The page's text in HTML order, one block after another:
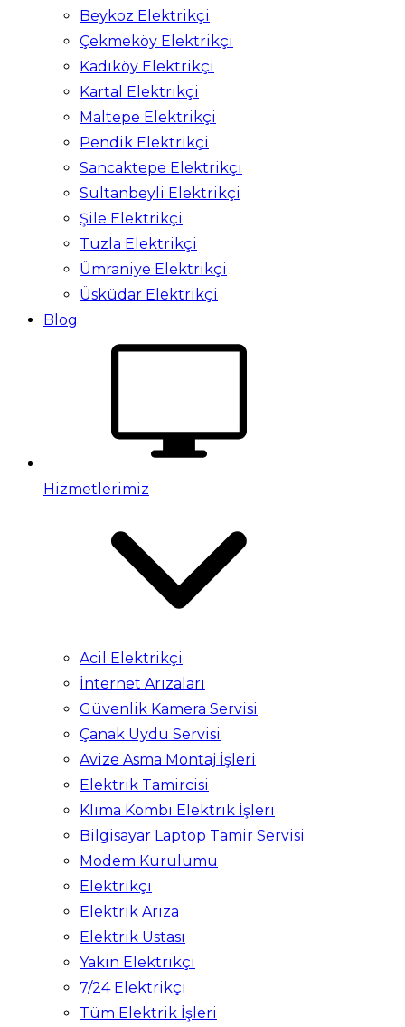
Beykoz Elektrikçi
Çekmeköy Elektrikçi
Kadıköy Elektrikçi
Kartal Elektrikçi
Maltepe Elektrikçi
Pendik Elektrikçi
Sancaktepe Elektrikçi
Sultanbeyli Elektrikçi
Şile Elektrikçi
Tuzla Elektrikçi
Ümraniye Elektrikçi
Üsküdar Elektrikçi
Blog
Hizmetlerimiz
Acil Elektrikçi
İnternet Arızaları
Güvenlik Kamera Servisi
Çanak Uydu Servisi
Avize Asma Montaj İşleri
Elektrik Tamircisi
Klima Kombi Elektrik İşleri
Bilgisayar Laptop Tamir Servisi
Modem Kurulumu
Elektrikçi
Elektrik Arıza
Elektrik Ustası
Yakın Elektrikçi
7/24 Elektrikçi
Tüm Elektrik İşleri